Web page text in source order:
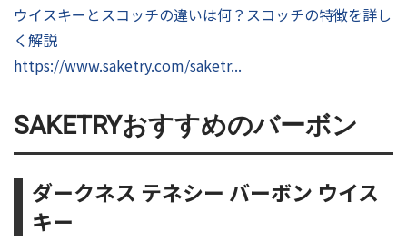
ウイスキーとスコッチの違いは何？スコッチの特徴を詳し
く解説
https://www.saketry.com/saketr...
SAKETRYおすすめのバーボン
ダークネス テネシー バーボン ウイス
キー